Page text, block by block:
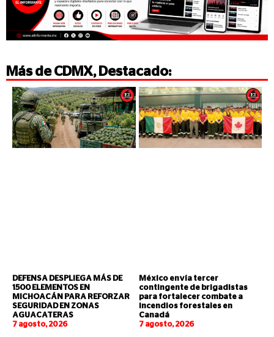
Más deCDMX, Destacado:
DEFENSA DESPLIEGA MÁS DE
1500 ELEMENTOS EN
MICHOACÁN PARA REFORZAR
SEGURIDAD EN ZONAS
AGUACATERAS
7 agosto, 2026
México envía tercer
contingente de brigadistas
para fortalecer combate a
incendios forestales en
Canadá
7 agosto, 2026